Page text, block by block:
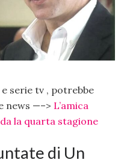
serie tv , potrebbe
news —–> L’amica
la quarta stagione
di Un